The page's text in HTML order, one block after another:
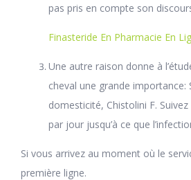
pas pris en compte son
Finasteride En Pharmacie En
Une autre raison donne à
cheval une grande importance:
domesticité, Chistolini F.
par jour jusqu’à ce que
Si vous arrivez au moment où le
première ligne.